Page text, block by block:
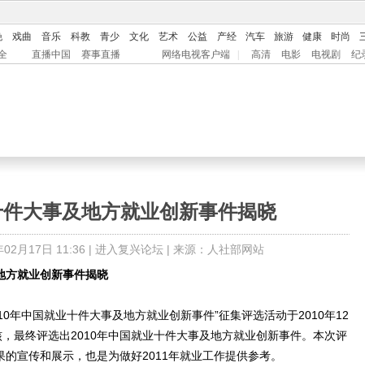
戏曲 音乐 科教 青少 文化 艺术 公益 产经 汽车 旅游 健康 时尚
直播中国 赛事直播 网络电视客户端 高清 电影 电视剧 纪
大事及地方就业创新事件揭晓
02月17日 11:36 | 进入复兴论坛| 来源：人社部网站
方就业创新事件揭晓
中国就业十件大事及地方就业创新事件”征集评选活动于2010年12
最终评选出2010年中国就业十件大事及地方就业创新事件。本次评
宣传和展示，也是为做好2011年就业工作提供参考。